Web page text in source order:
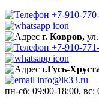
+7-910-
г. Ковров,
+7-910-
г.Гусь-
info@lk33.ru
пн-сб: 09:00-18:00, вс: